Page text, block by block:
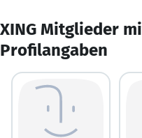
XING Mitglieder
Profilangaben